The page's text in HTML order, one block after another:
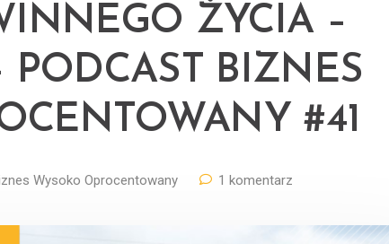
ŻYCIA –
BIZNES
#41
Wysoko Oprocentowany 1 komentarz